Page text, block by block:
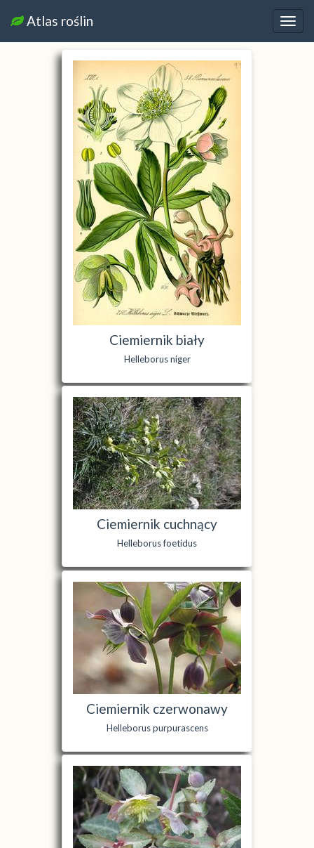
Atlas roślin
Ciemiernik biały
Helleborus niger
Ciemiernik cuchnący
Helleborus foetidus
Ciemiernik czerwonawy
Helleborus purpurascens